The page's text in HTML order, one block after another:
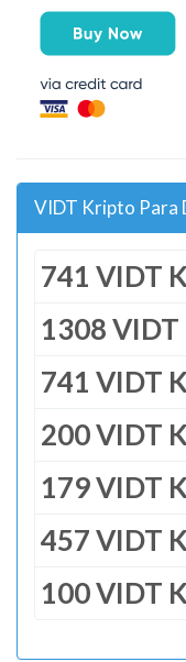
VIDT Kripto Para
741 VIDT
1308 VIDT
741 VIDT
200 VIDT
179 VIDT
457 VIDT
100 VIDT